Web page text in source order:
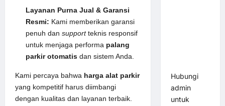
Layanan Purna Jual & Garansi
Resmi: Kami memberikan garansi
penuh dan supportteknis responsif
untuk menjaga performa palang
parkir otomatis dan sistem Anda.
Kami percaya bahwa harga alat parkir
yang kompetitif harus diimbangi
dengan kualitas dan layanan terbaik.
Hubungi
admin
untuk